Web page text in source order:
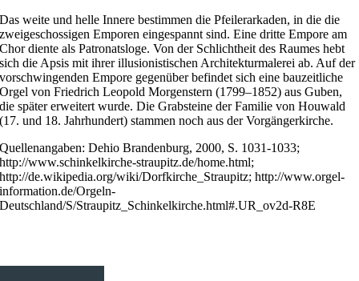
Das weite und helle Innere bestimmen die Pfeilerarkaden, in die die
zweigeschossigen Emporen eingespannt sind. Eine dritte Empore am
Chor diente als Patronatsloge. Von der Schlichtheit des Raumes hebt
sich die Apsis mit ihrer illusionistischen Architekturmalerei ab. Auf der
vorschwingenden Empore gegenüber befindet sich eine bauzeitliche
Orgel von Friedrich Leopold Morgenstern (1799–1852) aus Guben,
die später erweitert wurde. Die Grabsteine der Familie von Houwald
(17. und 18. Jahrhundert) stammen noch aus der Vorgängerkirche.
Quellenangaben: Dehio Brandenburg, 2000, S. 1031-1033;
http://www.schinkelkirche-straupitz.de/home.html;
http://de.wikipedia.org/wiki/Dorfkirche_Straupitz; http://www.orgel-
information.de/Orgeln-
Deutschland/S/Straupitz_Schinkelkirche.html#.UR_ov2d-R8E